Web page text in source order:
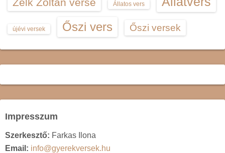
Állatos vers
újévi versek Őszi vers Őszi versek
Impresszum
Szerkesztő: Farkas Ilona
Email: info@gyerekversek.hu